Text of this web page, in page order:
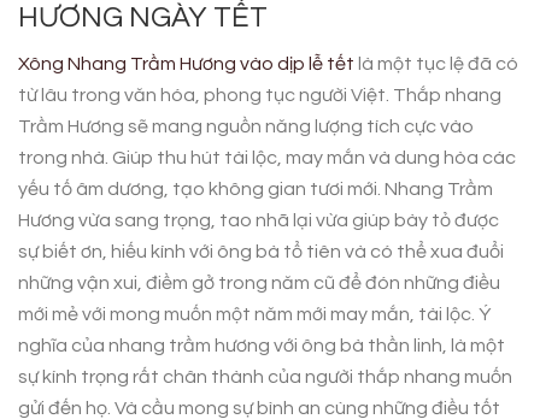
HƯƠNG NGÀY TẾT
Xông Nhang Trầm Hương vào dịp lễ tết là một tục lệ đã có
từ lâu trong văn hóa, phong tục người Việt. Thắp nhang
Trầm Hương sẽ mang nguồn năng lượng tích cực vào
trong nhà. Giúp thu hút tài lộc, may mắn và dung hòa các
yếu tố âm dương, tạo không gian tươi mới. Nhang Trầm
Hương vừa sang trọng, tao nhã lại vừa giúp bày tỏ được
sự biết ơn, hiếu kính với ông bà tổ tiên và có thể xua đuổi
những vận xui, điềm gở trong năm cũ để đón những điều
mới mẻ với mong muốn một năm mới may mắn, tài lộc. Ý
nghĩa của nhang trầm hương với ông bà thần linh, là một
sự kính trọng rất chân thành của người thắp nhang muốn
gửi đến họ. Và cầu mong sự bình an cùng những điều tốt